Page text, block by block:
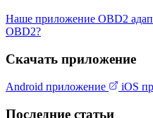
Наше приложение OBD2
OBD2?
Скачать приложение
Android приложение iOS
Последние статьи